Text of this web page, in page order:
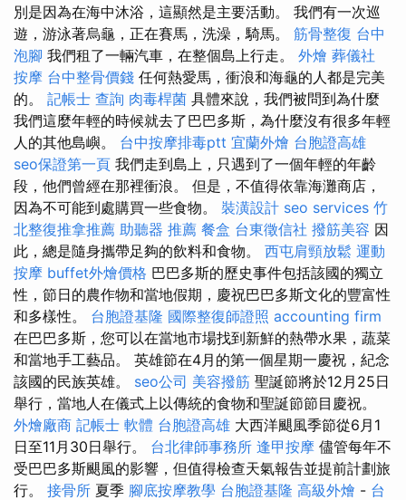
別是因為在海中沐浴，這顯然是主要活動。 我們有一次巡
遊，游泳著烏龜，正在賽馬，洗澡，騎馬。 筋骨整復 台中
泡腳 我們租了一輛汽車，在整個島上行走。 外燴 葬儀社
按摩 台中整骨價錢 任何熱愛馬，衝浪和海龜的人都是完美
的。 記帳士 查詢 肉毒桿菌 具體來說，我們被問到為什麼
我們這麼年輕的時候就去了巴巴多斯，為什麼沒有很多年輕
人的其他島嶼。 台中按摩排毒ptt 宜蘭外燴 台胞證高雄
seo保證第一頁 我們走到島上，只遇到了一個年輕的年齡
段，他們曾經在那裡衝浪。 但是，不值得依靠海灘商店，
因為不可能到處購買一些食物。 裝潢設計 seo services 竹
北整復推拿推薦 助聽器 推薦 餐盒 台東徵信社 撥筋美容 因
此，總是隨身攜帶足夠的飲料和食物。 西屯肩頸放鬆 運動
按摩 buffet外燴價格 巴巴多斯的歷史事件包括該國的獨立
性，節日的農作物和當地假期，慶祝巴巴多斯文化的豐富性
和多樣性。 台胞證基隆 國際整復師證照 accounting firm
在巴巴多斯，您可以在當地市場找到新鮮的熱帶水果，蔬菜
和當地手工藝品。 英雄節在4月的第一個星期一慶祝，紀念
該國的民族英雄。 seo公司 美容撥筋 聖誕節將於12月25日
舉行，當地人在儀式上以傳統的食物和聖誕節節目慶祝。
外燴廠商 記帳士 軟體 台胞證高雄 大西洋颶風季節從6月1
日至11月30日舉行。 台北律師事務所 逢甲按摩 儘管每年不
受巴巴多斯颶風的影響，但值得檢查天氣報告並提前計劃旅
行。 接骨所 夏季 腳底按摩教學 台胞證基隆 高級外燴 - 台